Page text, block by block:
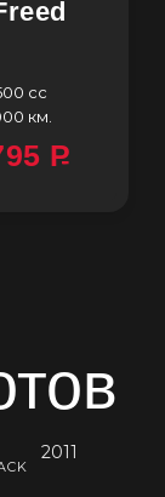
сс
км.
P
2011